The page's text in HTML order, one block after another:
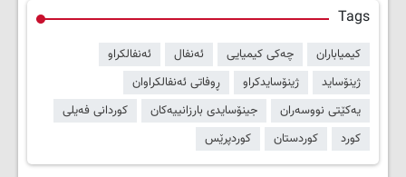
Tags
کیمیاباران چەکی کیمیایی ئەنفال
ئەنفالکراو
ژینۆساید
ژینۆسایدکراو
ڕوفاتی ئەنفالکراوان
یەکێتی نووسەران
جینۆسایدی بارزانییەکان
کوردانی فەیلی
کورد
کوردستان کوردپرێس